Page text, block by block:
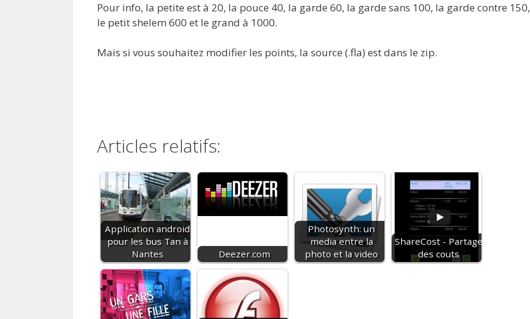
Pour info, la petite est à 20, la pouce 40, la garde 60, la garde sans 100, la garde contre 150,
le petit shelem 600 et le grand à 1000.
Mais si vous souhaitez modifier les points, la source (.fla) est dans le zip.
Articles relatifs:
Application android
pour les bus Tan à
Nantes
Deezer.com
Photosynth: un
media entre la
photo et la video
ShareCost - Partage
des couts